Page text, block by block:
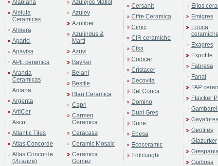
Alaplana
Aleluia
Ceramicas
Almera
Aparici
Apavisa
APE ceramica
Aranda
Ceramicas
Arcana
Argenta
ArtiCer
Ascot
Atlantic Tiles
Atlas Concorde
Atlas Concorde
(Италия)
Azulejos Mallol
Azulev
Azuliber
Azulindus &
Marti
Azuvi
BayKer
Belani
Bestile
Blau Ceramica
Capri
Carmen
Ceramica
Ceracasa
Ceramic Mosaic
Ceramica
Gomez
Cersanit
Cifre Ceramica
Cimic
CIR ceramiche
Cisa
Codicer
Cristacer
Decovita
Del Conca
Domino
Dual Gres
Dune
Ebesa
Ecoceramic
Edilcuoghi
Elios
Emigres
Epoca
Exagres
Expotile
Fabresa
Fanal
FAP
Flaviker
Gayafores
Geotiles
Glazurker
Guibosa